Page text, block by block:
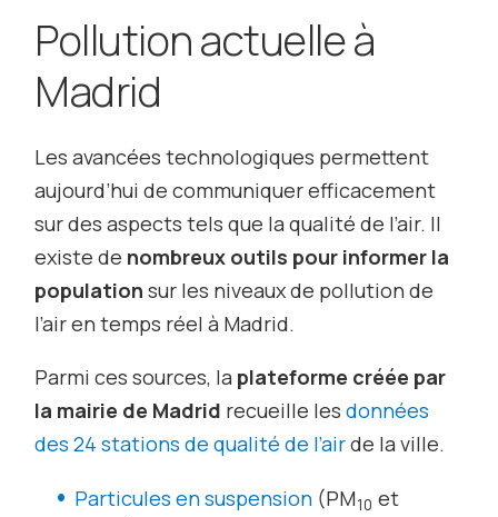
Pollution actuelle à
Madrid
Les avancées technologiques permettent
aujourd’hui de communiquer efficacement
sur des aspects tels que la qualité de l’air. Il
existe de nombreux outils pour informer la
population sur les niveaux de pollution de
l’air en temps réel à Madrid.
Parmi ces sources, la plateforme créée par
la mairie de Madrid recueille lesdonnées
des 24 stations de qualité de l’airde la ville.
Particules en suspension (PM10 et